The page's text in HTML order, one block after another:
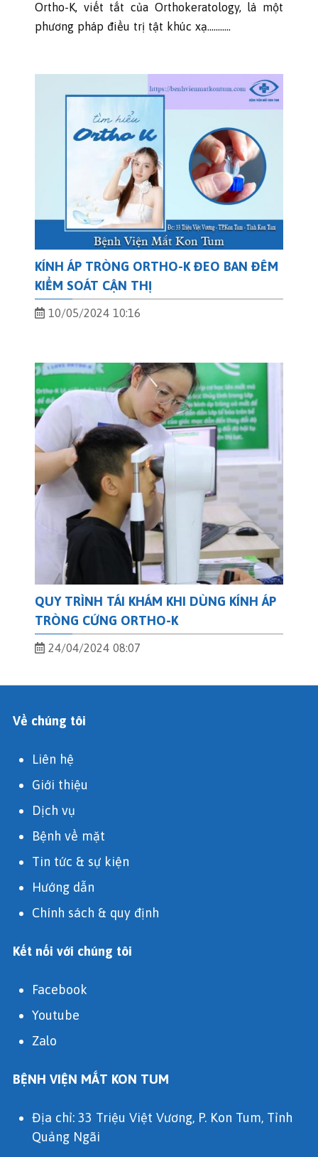
Ortho-K, viết tắt của Orthokeratology, là một
phương pháp điều trị tật khúc xạ...........
KÍNH ÁP TRÒNG ORTHO-K ĐEO BAN ĐÊM
KIỂM SOÁT CẬN THỊ
10/05/2024 10:16
QUY TRÌNH TÁI KHÁM KHI DÙNG KÍNH ÁP
TRÒNG CỨNG ORTHO-K
24/04/2024 08:07
Về chúng tôi
Liên hệ
Giới thiệu
Dịch vụ
Bệnh về mặt
Tin tức & sự kiện
Hướng dẫn
Chính sách & quy định
Kết nối với chúng tôi
Facebook
Youtube
Zalo
BỆNH VIỆN MẮT KON TUM
Địa chỉ: 33 Triệu Việt Vương, P. Kon Tum, Tỉnh
Quảng Ngãi